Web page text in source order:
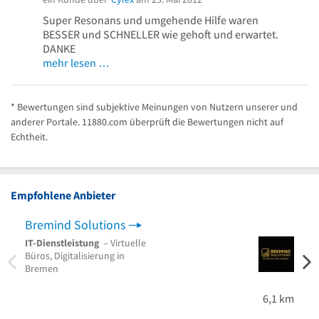
Super Resonans und umgehende Hilfe waren
BESSER und SCHNELLER wie gehoft und erwartet.
DANKE
mehr lesen …
* Bewertungen sind subjektive Meinungen von Nutzern unserer und
anderer Portale. 11880.com überprüft die Bewertungen nicht auf
Echtheit.
Empfohlene Anbieter
Bremind Solutions
IT-Dienstleistung – Virtuelle
Büros, Digitalisierung in
Bremen
6,1 km